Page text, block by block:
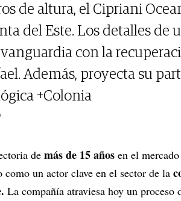
de altura, el Cipriani
del Este. Los detalles de
con la
Además, proyecta su
+Colonia
de más de 15 años en el
como un actor clave en el sector de la
La compañía atraviesa hoy un proceso